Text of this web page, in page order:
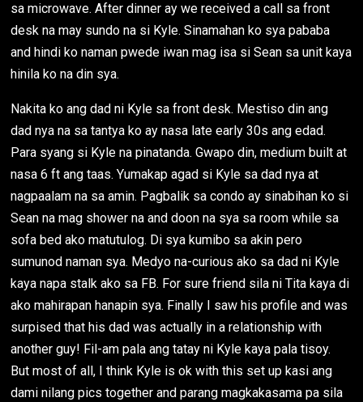
sa microwave. After dinner ay we received a call sa front
desk na may sundo na si Kyle. Sinamahan ko sya pababa
and hindi ko naman pwede iwan mag isa si Sean sa unit kaya
hinila ko na din sya.
Nakita ko ang dad ni Kyle sa front desk. Mestiso din ang
dad nya na sa tantya ko ay nasa late early 30s ang edad.
Para syang si Kyle na pinatanda. Gwapo din, medium built at
nasa 6 ft ang taas. Yumakap agad si Kyle sa dad nya at
nagpaalam na sa amin. Pagbalik sa condo ay sinabihan ko si
Sean na mag shower na and doon na sya sa room while sa
sofa bed ako matutulog. Di sya kumibo sa akin pero
sumunod naman sya. Medyo na-curious ako sa dad ni Kyle
kaya napa stalk ako sa FB. For sure friend sila ni Tita kaya di
ako mahirapan hanapin sya. Finally I saw his profile and was
surpised that his dad was actually in a relationship with
another guy! Fil-am pala ang tatay ni Kyle kaya pala tisoy.
But most of all, I think Kyle is ok with this set up kasi ang
dami nilang pics together and parang magkakasama pa sila